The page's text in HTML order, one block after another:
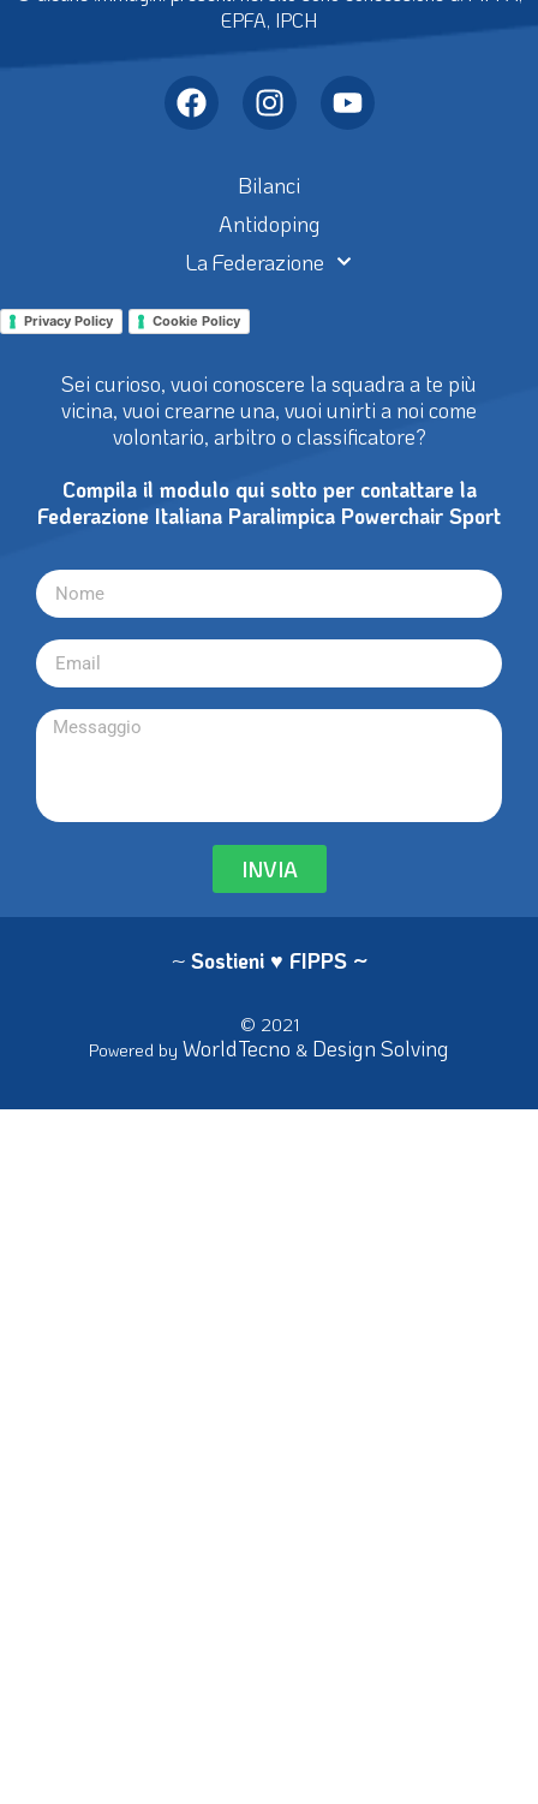
EPFA, IPCH
Bilanci
Antidoping
La Federazione
Privacy Policy Cookie Policy
Sei curioso, vuoi conoscere la squadra a te più
vicina, vuoi crearne una, vuoi unirti a noi come
volontario, arbitro o classificatore?
Compila il modulo qui sotto per contattare la
Federazione Italiana Paralimpica Powerchair Sport
INVIA
~ Sostieni ♥ FIPPS ~
© 2021
Powered by WorldTecno & Design Solving